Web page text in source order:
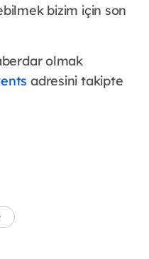
bizim için son
olmak
adresini takipte